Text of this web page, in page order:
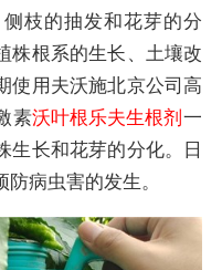
枝的抽发和花芽的分
株根系的生长、土壤改
使用夫沃施北京公司高
素沃叶根乐夫生根剂 一
生长和花芽的分化。日
病虫害的发生。